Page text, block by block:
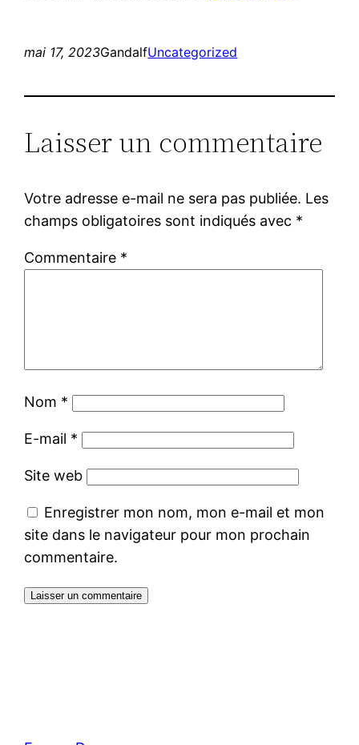
mai 17, 2023GandalfUncategorized
Laisser un commentaire
Votre adresse e-mail ne sera pas publiée. Les
champs obligatoires sont indiqués avec *
Commentaire *
Nom *
E-mail *
Site web
Enregistrer mon nom, mon e-mail et mon
site dans le navigateur pour mon prochain
commentaire.